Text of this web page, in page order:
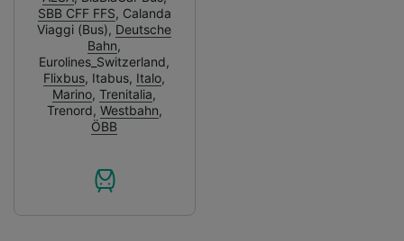
SBB CFF FFS, Calanda
Viaggi (Bus), Deutsche
Bahn,
Eurolines_Switzerland,
Flixbus, Itabus, Italo,
Marino,Trenitalia,
Trenord, Westbahn,
ÖBB